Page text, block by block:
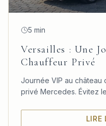
5 min
Versailles : Une
Chauffeur Privé
Journée VIP au château
privé Mercedes. Évitez
LIRE